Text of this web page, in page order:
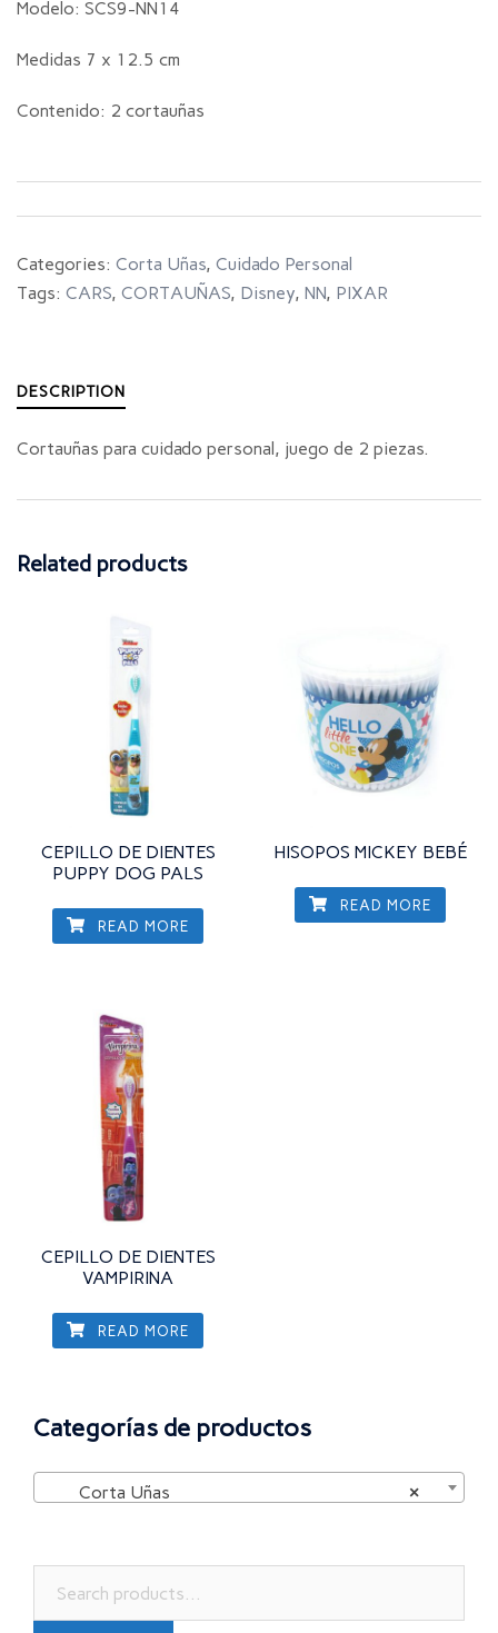
Modelo: SCS9-NN14
Medidas 7 x 12.5 cm
Contenido: 2 cortauñas
Categories: Corta Uñas, Cuidado Personal
Tags: CARS, CORTAUÑAS, Disney, NN, PIXAR
DESCRIPTION
Cortauñas para cuidado personal, juego de 2 piezas.
Related products
CEPILLO DE DIENTES
PUPPY DOG PALS
READ MORE
HISOPOS MICKEY BEBÉ
READ MORE
CEPILLO DE DIENTES
VAMPIRINA
READ MORE
Categorías de productos
×
Corta Uñas
for: